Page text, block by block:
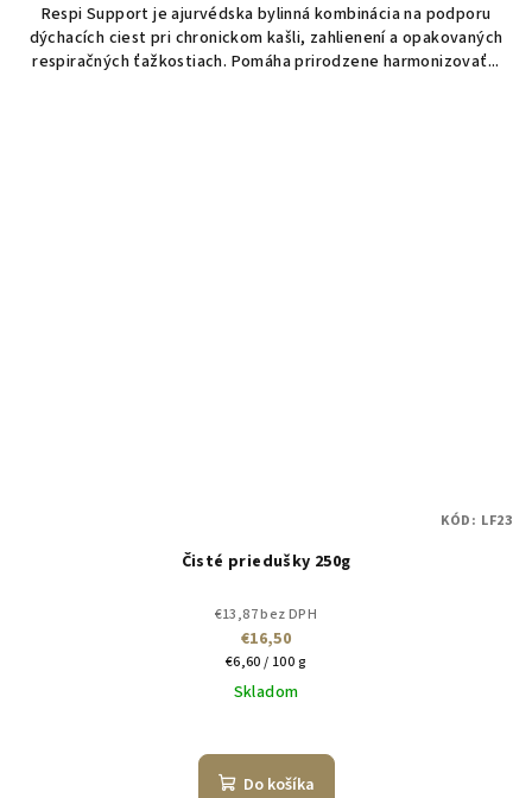
Respi Support je ajurvédska bylinná kombinácia na podporu
dýchacích ciest pri chronickom kašli, zahlienení a opakovaných
respiračných ťažkostiach. Pomáha prirodzene harmonizovať...
Čisté priedušky 250g
€13,87 bez DPH
€16,50
Jednotková
cena:
€6,60 / 100 g
Skladom
Do košíka
KÓD: LF23